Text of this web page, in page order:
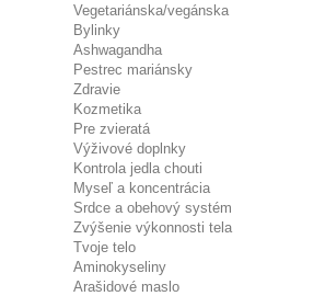
Vegetariánska/vegánska
Bylinky
Ashwagandha
Pestrec mariánsky
Zdravie
Kozmetika
Pre zvieratá
Výživové doplnky
Kontrola jedla chouti
Myseľ a koncentrácia
Srdce a obehový systém
Zvýšenie výkonnosti tela
Tvoje telo
Aminokyseliny
Arašidové maslo